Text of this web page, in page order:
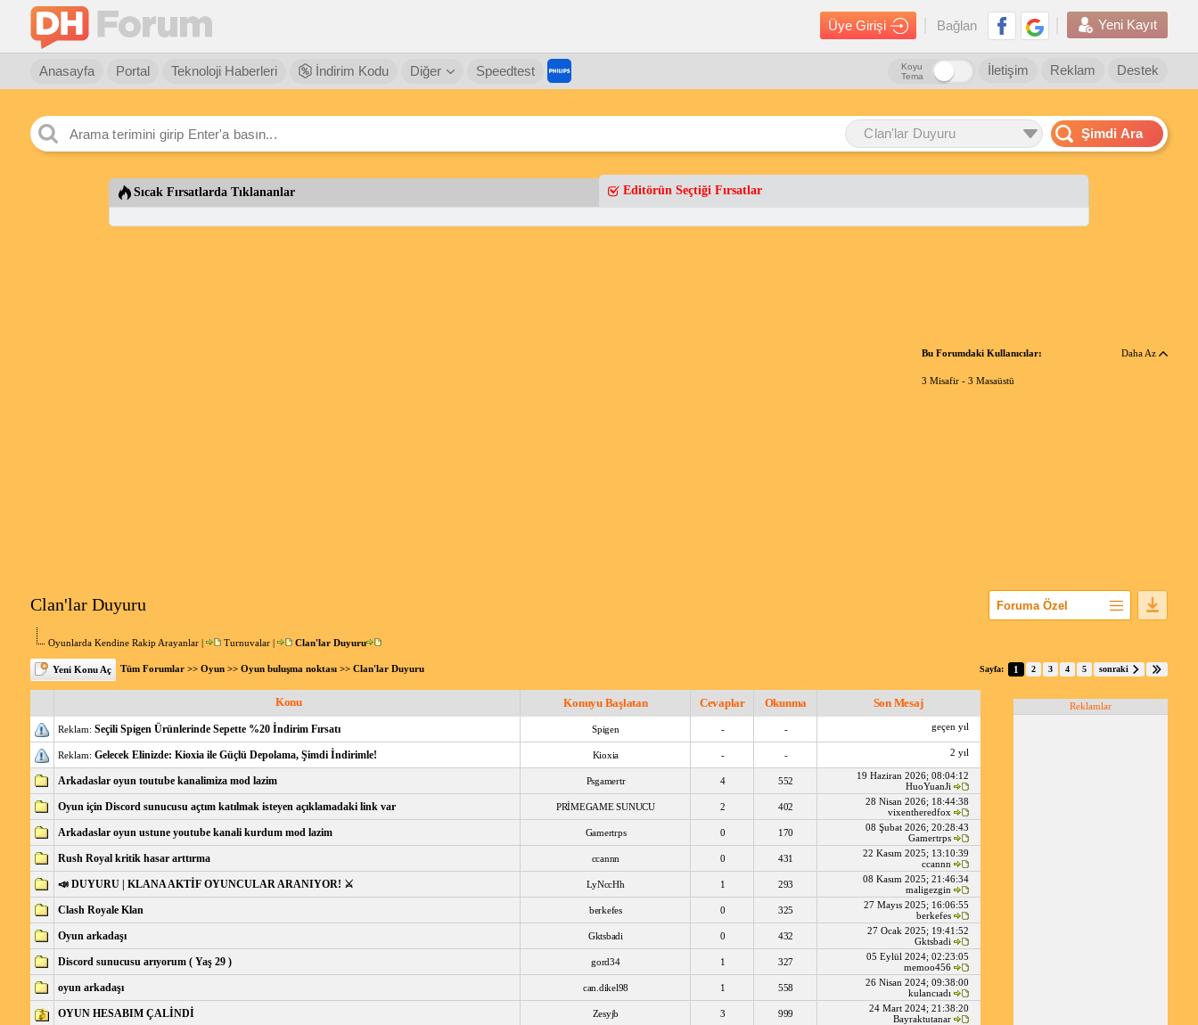
Üye Girişi Bağlan Yeni Kayıt
Anasayfa Portal Teknoloji Haberleri İndirim Kodu Diğer Speedtest Destek
Reklam
İletişim
Koyu
Tema
Clan'lar Duyuru Şimdi Ara
Sıcak Fırsatlarda Tıklananlar Editörün Seçtiği Fırsatlar
Bu Forumdaki Kullanıcılar: Daha Az
3 Misafir - 3 Masaüstü
Clan'lar Duyuru Foruma Özel
Popüler Konular
Oyunlarda Kendine Rakip Arayanlar| Turnuvalar| Clan'lar Duyuru
Yeni Konu Aç Tüm Forumlar>> Oyun>> Oyun buluşma noktası>> Clan'lar Duyuru Sayfa: 1 2 3 4 5 sonraki
Konu Konuyu Başlatan Cevaplar Okunma Son Mesaj
Reklam: Seçili Spigen Ürünlerinde Sepette %20 İndirim Fırsatı Spigen - - geçen yıl
Reklam: Gelecek Elinizde: Kioxia ile Güçlü Depolama, Şimdi İndirimle! Kioxia - - 2 yıl
Arkadaslar oyun toutube kanalimiza mod lazim Psgamertr 4 552
19 Haziran 2026; 08:04:12
HuoYuanJi
Oyun için Discord sunucusu açtım katılmak isteyen açıklamadaki link var PRİMEGAME SUNUCU 2 402
28 Nisan 2026; 18:44:38
vixentheredfox
Arkadaslar oyun ustune youtube kanali kurdum mod lazim Gamertrps 0 170
08 Şubat 2026; 20:28:43
Gamertrps
Rush Royal kritik hasar arttırma ccannn 0 431
22 Kasım 2025; 13:10:39
ccannn
📣 DUYURU | KLANA AKTİF OYUNCULAR ARANIYOR! ⚔️ LyNccHh 1 293
08 Kasım 2025; 21:46:34
maligezgin
Clash Royale Klan berkefes 0 325
27 Mayıs 2025; 16:06:55
berkefes
Oyun arkadaşı Gktsbadi 0 432
27 Ocak 2025; 19:41:52
Gktsbadi
Discord sunucusu arıyorum ( Yaş 29 ) gord34 1 327
05 Eylül 2024; 02:23:05
memoo456
oyun arkadaşı can.dikel98 1 558
26 Nisan 2024; 09:38:00
kulancıadı
OYUN HESABIM ÇALİNDİ Zesyjb 3 999
24 Mart 2024; 21:38:20
Bayraktutanar
Reklamlar